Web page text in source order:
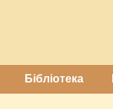
Бібліотека